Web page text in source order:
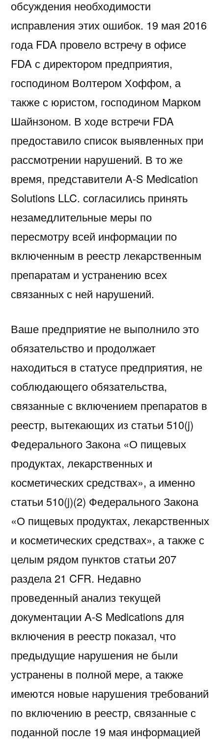
обсуждения необходимости
исправления этих ошибок. 19 мая 2016
года FDA провело встречу в офисе
FDA с директором предприятия,
господином Волтером Хоффом, а
также с юристом, господином Марком
Шайнзоном. В ходе встречи FDA
предоставило список выявленных при
рассмотрении нарушений. В то же
время, представители A-S Medication
Solutions LLC. согласились принять
незамедлительные меры по
пересмотру всей информации по
включенным в реестр лекарственным
препаратам и устранению всех
связанных с ней нарушений.
Ваше предприятие не выполнило это
обязательство и продолжает
находиться в статусе предприятия, не
соблюдающего обязательства,
связанные с включением препаратов в
реестр, вытекающих из статьи 510(j)
Федерального Закона «О пищевых
продуктах, лекарственных и
косметических средствах», а именно
статьи 510(j)(2) Федерального Закона
«О пищевых продуктах, лекарственных
и косметических средствах», а также с
целым рядом пунктов статьи 207
раздела 21 CFR. Недавно
проведенный анализ текущей
документации A-S Medications для
включения в реестр показал, что
предыдущие нарушения не были
устранены в полной мере, а также
имеются новые нарушения требований
по включению в реестр, связанные с
поданной после 19 мая информацией